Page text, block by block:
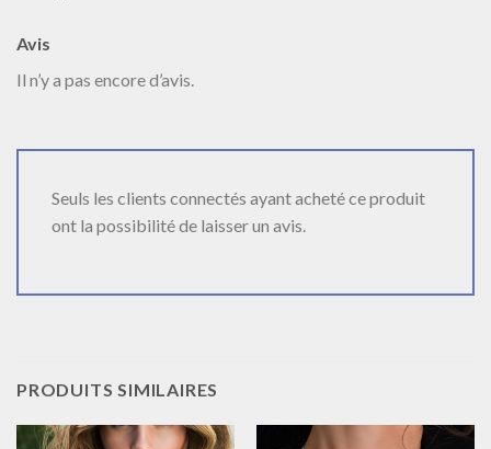
Avis
Il n’y a pas encore d’avis.
Seuls les clients connectés ayant acheté ce produit
ont la possibilité de laisser un avis.
PRODUITS SIMILAIRES